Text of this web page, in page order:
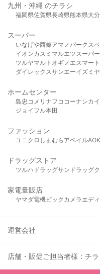
九州・沖縄 のチラシ
福岡県佐賀県長崎県熊本県大
スーパー
いなげや西條アマノパークス
イオンカスミ マルエツスーパ
ツルヤマルト オギノ エスマート
ダイレックスサンエーイズミヤ
ホームセンター
島忠 コメリ ナフコ コーナンカ
ジョイフル本田
ファッション
ユニクロ しまむら アベイル
ドラッグストア
ツルハドラッグサンドラッグ
家電量販店
ヤマダ電機ビックカメラ エデ
運営会社
店舗・販促ご担当者様：チ